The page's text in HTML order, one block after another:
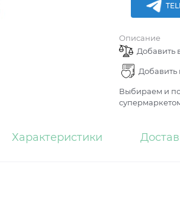
Описание
Добавить
Добавить
Выбираем и
Характеристики